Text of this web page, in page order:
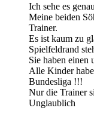
Ich sehe es
Meine beiden
Trainer.
Es ist kaum zu
Spielfeldrand
Sie haben einen
Alle Kinder
Bundesliga !!!
Nur die Trainer
Unglaublich